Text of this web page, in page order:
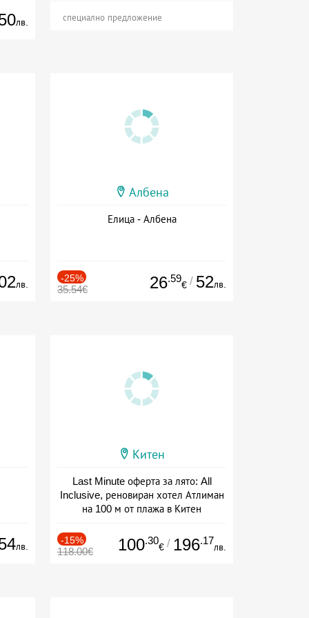
лв. специално предложение
лв.
Албена
Елица - Албена
-25%
35.54€ 26.59
€ / 52лв.
лв.
Китен
Last Minute оферта за лято: All
Inclusive, реновиран хотел Атлиман
на 100 м от плажа в Китен
-15%
118.00€ 100.30
€ / 196.17
лв.